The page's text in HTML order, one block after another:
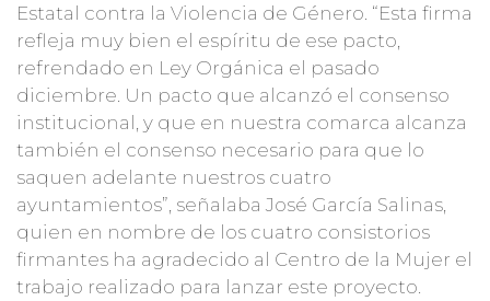
Estatal contra la Violencia de Género. “Esta firma
refleja muy bien el espíritu de ese pacto,
refrendado en Ley Orgánica el pasado
diciembre. Un pacto que alcanzó el consenso
institucional, y que en nuestra comarca alcanza
también el consenso necesario para que lo
saquen adelante nuestros cuatro
ayuntamientos”, señalaba José García Salinas,
quien en nombre de los cuatro consistorios
firmantes ha agradecido al Centro de la Mujer el
trabajo realizado para lanzar este proyecto.